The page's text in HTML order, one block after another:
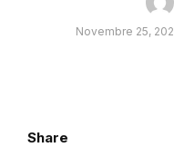
Novembre 25,
Share